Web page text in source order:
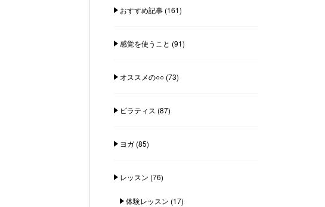
おすすめ記事(161)
感覚を使うこと (91)
オススメの○○(73)
ピラティス (87)
ヨガ(85)
レッスン (76)
体験レッスン (17)